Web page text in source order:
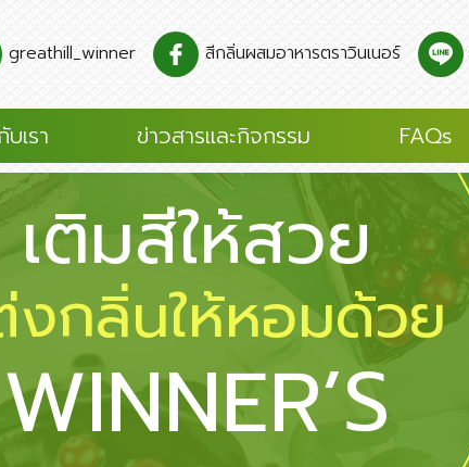
greathill_winner สีกลิ่นผสมอาหารตราวินเนอร์
เรา ข่าวสารและกิจกรรม FAQs
เติมสีให้สวย
กลิ่นให้หอมด้วย
WINNER’S